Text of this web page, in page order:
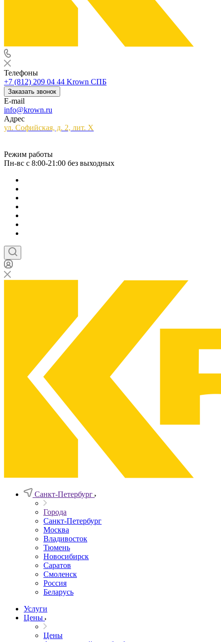
Телефоны
+7 (812) 209 04 44 Krown СПБ
Заказать звонок
E-mail
info@krown.ru
Адрес
ул. Софийская, д. 2, лит. Х
Режим работы
Пн-вс с 8:00-21:00 без выходных
Санкт-Петербург
Города
Санкт-Петербург
Москва
Владивосток
Тюмень
Новосибирск
Саратов
Смоленск
Россия
Беларусь
Услуги
Цены
Цены